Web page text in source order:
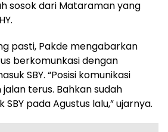
sosok dari Mataraman yang
pasti, Pakde mengabarkan
berkomunkasi dengan
SBY. “Posisi komunikasi
terus. Bahkan sudah
pada Agustus lalu,” ujarnya.